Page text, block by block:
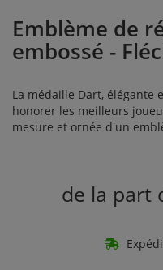
Emblème de
embossé -
La médaille Dart, élégante
honorer les meilleurs
mesure et ornée d'un
de la part